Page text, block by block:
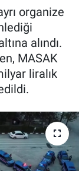
organize
alındı.
MASAK
liralık